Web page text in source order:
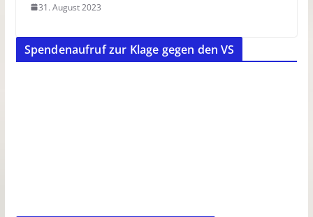
31. August 2023
Spendenaufruf zur Klage gegen den VS